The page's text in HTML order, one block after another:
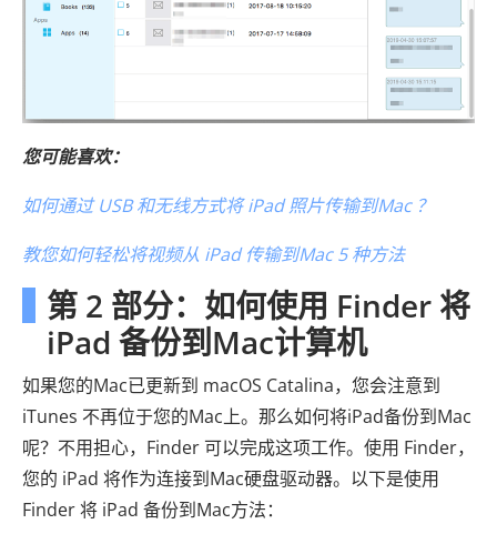
您可能喜欢：
如何通过 USB 和无线方式将 iPad 照片传输到Mac ？
教您如何轻松将视频从 iPad 传输到Mac 5 种方法
第 2 部分：如何使用 Finder 将
iPad 备份到Mac计算机
如果您的Mac已更新到 macOS Catalina，您会注意到
iTunes 不再位于您的Mac上。那么如何将iPad备份到Mac
呢？不用担心，Finder 可以完成这项工作。使用 Finder，
您的 iPad 将作为连接到Mac硬盘驱动器。以下是使用
Finder 将 iPad 备份到Mac方法：